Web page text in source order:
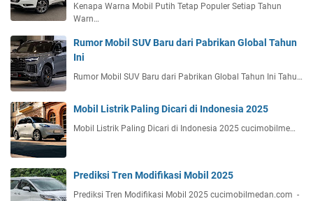
Kenapa Warna Mobil Putih Tetap Populer Setiap Tahun
Warn…
Rumor Mobil SUV Baru dari Pabrikan Global Tahun
Ini
Rumor Mobil SUV Baru dari Pabrikan Global Tahun Ini Tahu…
Mobil Listrik Paling Dicari di Indonesia 2025
Mobil Listrik Paling Dicari di Indonesia 2025 cucimobilme…
Prediksi Tren Modifikasi Mobil 2025
Prediksi Tren Modifikasi Mobil 2025 cucimobilmedan.com -